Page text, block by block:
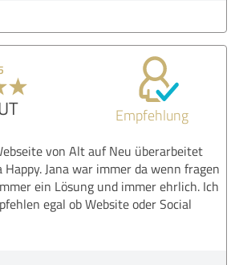
Empfehlung
von Alt auf Neu überarbeitet
Jana war immer da wenn fragen
ein Lösung und immer ehrlich. Ich
egal ob Website oder Social